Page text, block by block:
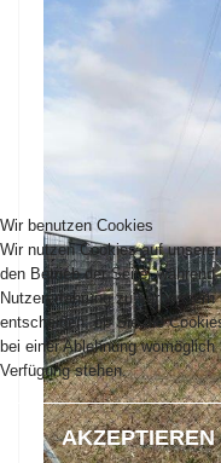
Wir benutzen Cookies
Wir nutzen Cookies auf
den Betrieb der Seite,
Nutzererfahrung zu
entscheiden, ob Sie die
bei einer Ablehnung
Verfügung stehen.
AKZEPTIEREN